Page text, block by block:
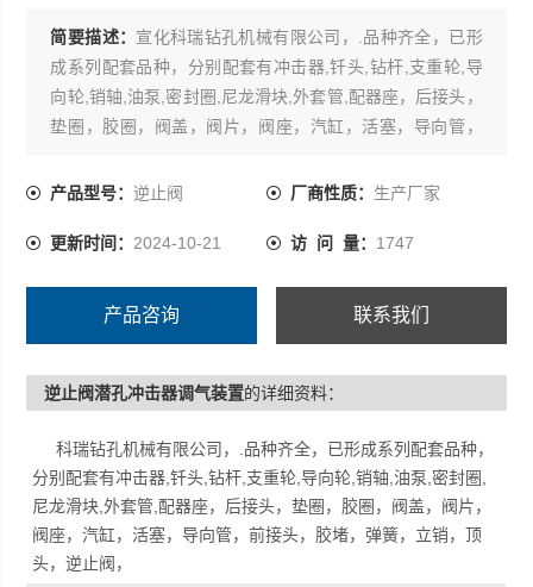
简要描述： 宣化科瑞钻孔机械有限公司，.品种齐全，已形
成系列配套品种，分别配套有冲击器,钎头,钻杆,支重轮,导
向轮,销轴,油泵,密封圈,尼龙滑块,外套管,配器座，后接头，
垫圈，胶圈，阀盖，阀片，阀座，汽缸，活塞，导向管，
产品型号：逆止阀 厂商性质： 生产厂家
更新时间： 2024-10-21 访 问 量： 1747
产品咨询 联系我们
逆止阀潜孔冲击器调气装置的详细资料：
科瑞钻孔机械有限公司，.品种齐全，已形成系列配套品种，
分别配套有冲击器,钎头,钻杆,支重轮,导向轮,销轴,油泵,密封圈,
尼龙滑块,外套管,配器座，后接头，垫圈，胶圈，阀盖，阀片，
阀座，汽缸，活塞，导向管，前接头，胶堵，弹簧，立销，顶
头，逆止阀，